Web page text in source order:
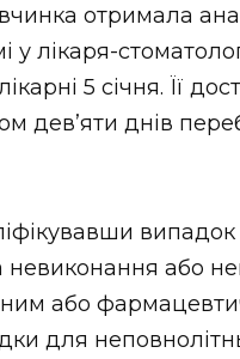
отримала
у лікаря-
5 січня. Її
дев’яти днів
випадок
невиконання або
або
для